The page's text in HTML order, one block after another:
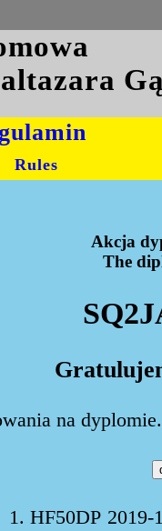
Rules
Akcja
The
na
1. HF50DP 2019-